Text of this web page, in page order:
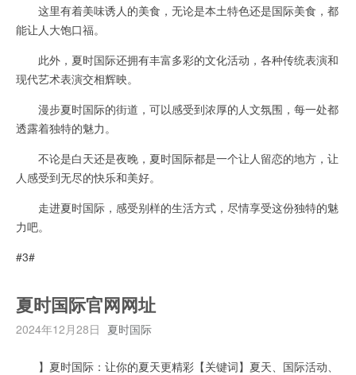
这里有着美味诱人的美食，无论是本土特色还是国际美食，都
能让人大饱口福。
此外，夏时国际还拥有丰富多彩的文化活动，各种传统表演和
现代艺术表演交相辉映。
漫步夏时国际的街道，可以感受到浓厚的人文氛围，每一处都
透露着独特的魅力。
不论是白天还是夜晚，夏时国际都是一个让人留恋的地方，让
人感受到无尽的快乐和美好。
走进夏时国际，感受别样的生活方式，尽情享受这份独特的魅
力吧。
#3#
夏时国际官网网址
2024年12月28日 夏时国际
】夏时国际：让你的夏天更精彩【关键词】夏天、国际活动、